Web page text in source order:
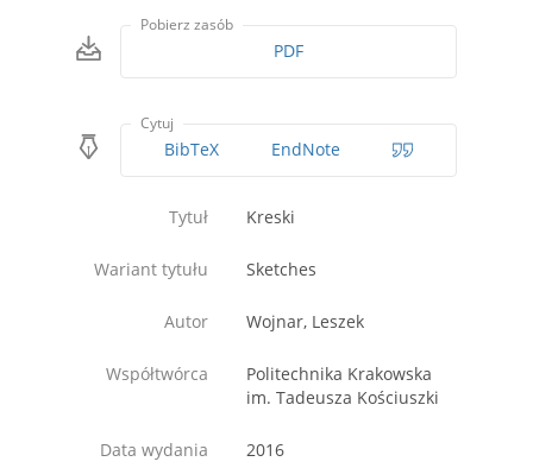
Pobierz zasób
PDF
Cytuj
BibTeX EndNote
Tytuł Kreski
Wariant tytułu Sketches
Autor Wojnar, Leszek
Współtwórca
Politechnika Krakowska
im. Tadeusza Kościuszki
Data wydania 2016